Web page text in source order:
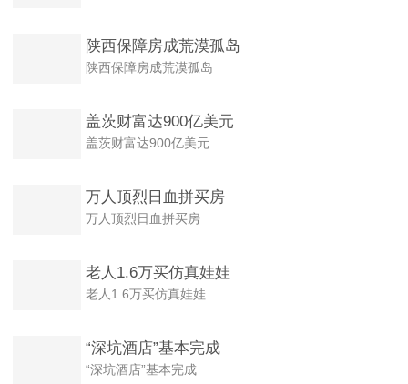
陕西保障房成荒漠孤岛
陕西保障房成荒漠孤岛
盖茨财富达900亿美元
盖茨财富达900亿美元
万人顶烈日血拼买房
万人顶烈日血拼买房
老人1.6万买仿真娃娃
老人1.6万买仿真娃娃
“深坑酒店”基本完成
“深坑酒店”基本完成